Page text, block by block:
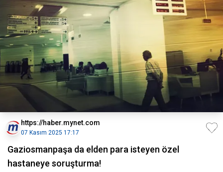
https://haber.mynet.com
07 Kasım 2025 17:17
Gaziosmanpaşa da elden para isteyen özel
hastaneye soruşturma!